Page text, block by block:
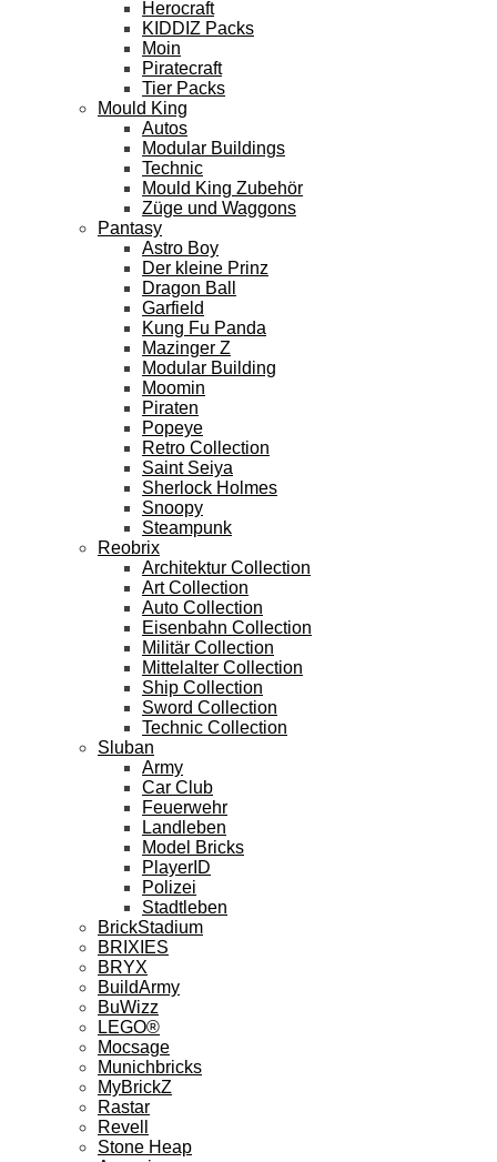
Herocraft
KIDDIZ Packs
Moin
Piratecraft
Tier Packs
Mould King
Autos
Modular Buildings
Technic
Mould King Zubehör
Züge und Waggons
Pantasy
Astro Boy
Der kleine Prinz
Dragon Ball
Garfield
Kung Fu Panda
Mazinger Z
Modular Building
Moomin
Piraten
Popeye
Retro Collection
Saint Seiya
Sherlock Holmes
Snoopy
Steampunk
Reobrix
Architektur Collection
Art Collection
Auto Collection
Eisenbahn Collection
Militär Collection
Mittelalter Collection
Ship Collection
Sword Collection
Technic Collection
Sluban
Army
Car Club
Feuerwehr
Landleben
Model Bricks
PlayerID
Polizei
Stadtleben
BrickStadium
BRIXIES
BRYX
BuildArmy
BuWizz
LEGO®
Mocsage
Munichbricks
MyBrickZ
Rastar
Revell
Stone Heap